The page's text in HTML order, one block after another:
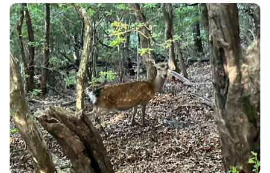
望でき、特に晴れた日にはその美しさに心を奪われることでしょ
う。 登山者たちの体験談によると、稜線歩きは静かで、他の登山
者が少ないため、自然の中での癒しや開放感を感じられます。特
に、笹山から白河内岳、大籠岳、広河内岳へと続く道は、アップ
ダウンがありながらも、素晴らしい眺望を楽しめる贅沢なコース
です。特に秋には紅葉が美しく、周囲の山々が色づく様子は圧巻
です。 ただし、急登や雪の影響で道が不明瞭な箇所もあるため、
初心者には少しハードルが高いかもしれません。特に、雪が残る
時期は足元に注意が必要です。登山道は整備されていますが、道
迷いのリスクもあるため、GPSや地図を持参することをおすすめ
します。 また、登山後には近くの白根館で温泉を楽しむことがで
き、疲れた体を癒すのに最適です。美しい自然と温泉、そして絶
品のグルメが揃ったこのエリアは、登山者にとってまさに理想的